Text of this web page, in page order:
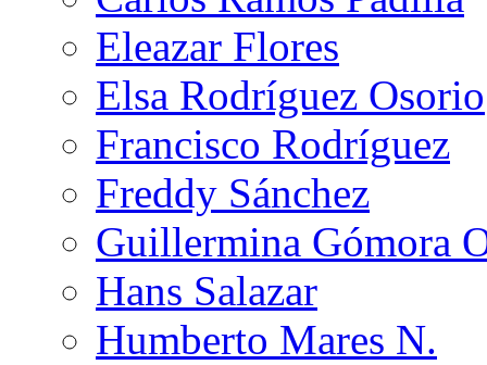
Eleazar Flores
Elsa Rodríguez Osorio
Francisco Rodríguez
Freddy Sánchez
Guillermina Gómora
Hans Salazar
Humberto Mares N.